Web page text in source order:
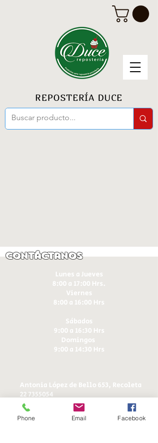
REPOSTERÍA DUCE
Contáctanos
Lunes a Jueves
8:00 a 17:00 Hrs.
Viernes
8:00 a 16:00 Hrs​
Sábados
9:00 a 16:30 Hrs
Domingos
9:00 a 14:30 Hrs
Antonia López de Bello 653, Recoleta
22 7355054
22 7375725
+56 9 75224598
ducereposteria@gmail.com
Phone Email Facebook